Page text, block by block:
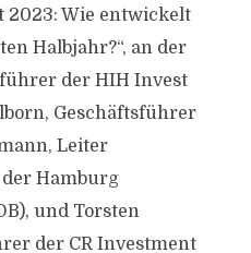
2023: Wie entwickelt
Halbjahr?“, an der
der HIH Invest
Geschäftsführer
Leiter
Hamburg
und Torsten
der CR Investment